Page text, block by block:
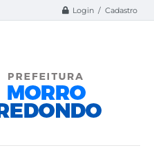
Login / Cadastro